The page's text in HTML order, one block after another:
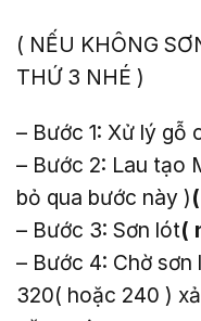
( NẾU KHÔNG
THỨ 3 NHÉ )
– Bước 1: Xử lý gỗ
– Bước 2: Lau tạo
bỏ qua bước này )
– Bước 3: Sơn lót(
– Bước 4: Chờ
320( hoặc 240 )